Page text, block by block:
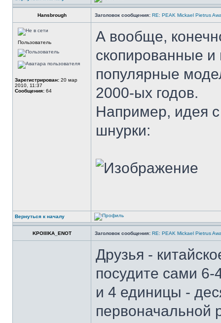
Hansbrough Заголовок сообщения: RE: PEAK Mickael Pietrus
Пользователь
Зарегистрирован: 20 мар
2010, 11:37
Сообщения: 64
А вообще,
скопированные
популярные
2000-ых годов.
Например, идея
шнурки:
Вернуться к началу
KPOIIIKA_ENOT Заголовок сообщения: RE: PEAK Mickael Pietrus
Друзья -
посудите сами
и 4 единицы -
первоначальной